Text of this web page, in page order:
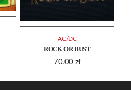
ROCK OR BUST
70.00 zł
AC/DC